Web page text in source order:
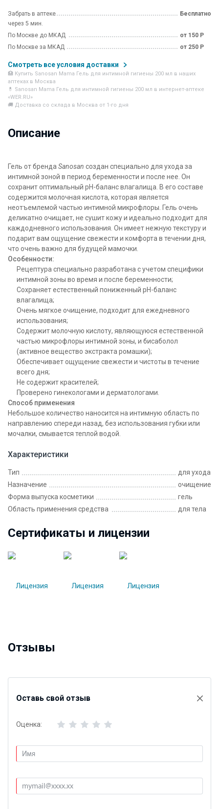
Забрать в аптеке
через 5 мин.
Бесплатно
По Москве до МКАД
от 150 Р
По Москве за МКАД
от 250 Р
Смотреть все условия доставки
🏥 Купить Sanosan Mama Гель для интимной гигиены 200 мл в наших
аптеках в Москва
💊 Sanosan Mama Гель для интимной гигиены 200 мл в интернет-аптеке
«WER.RU»
🚚 Доставка со склада в Москва от 1-го дня
Описание
Гель от бренда Sanosan создан специально для ухода за
интимной зоной в период беременности и после нее. Он
сохранит оптимальный рН-баланс влагалища. В его составе
содержится молочная кислота, которая является
неотъемлемой частью интимной микрофлоры. Гель очень
деликатно очищает, не сушит кожу и идеально подходит для
каждодневного использования. Он имеет нежную текстуру и
подарит вам ощущение свежести и комфорта в течении дня,
что очень важно для будущей мамочки.
Особенности:
Рецептура специально разработана с учетом специфики
интимной зоны во время и после беременности;
Сохраняет естественный пониженный рН-баланс
влагалища;
Очень мягкое очищение, подходит для ежедневного
использования;
Содержит молочную кислоту, являющуюся естественной
частью микрофлоры интимной зоны, и бисаболол
(активное вещество экстракта ромашки);
Обеспечивает ощущение свежести и чистоты в течение
всего дня;
Не содержит красителей;
Проверено гинекологами и дерматологами.
Способ применения
Небольшое количество наносится на интимную область по
направлению спереди назад, без использования губки или
мочалки, смывается теплой водой.
Характеристики
Тип
для ухода
Назначение
очищение
Форма выпуска косметики
гель
Область применения средства
для тела
Сертификаты и лицензии
Отзывы
Оставь свой отзыв
Оценка: